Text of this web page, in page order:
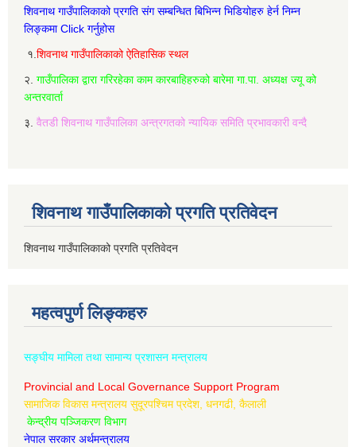
शिवनाथ गाउँपालिकाको प्रगति संग सम्बन्धित बिभिन्‍न भिडियोहरु हेर्न निम्‍न
लिङ्कमा Click गर्नुहोस
१. शिवनाथ गाउँपालिकाको ऐतिहासिक स्थल
२. गाउँपालिका द्वारा गरिरहेका काम कारबाहिहरुको बारेमा गा.पा. अध्यक्ष ज्यू को
अन्तरवार्ता
३. वैतडी शिवनाथ गाउँपालिका अन्त्रगतको न्यायिक समिति प्रभावकारी वन्दै
शिवनाथ गाउँपालिकाको प्रगति प्रतिवेदन
शिवनाथ गाउँपालिकाको प्रगति प्रतिवेदन
महत्वपुर्ण लिङ्कहरु
सङ्घीय मामिला तथा सामान्य प्रशासन मन्त्रालय
Provincial and Local Governance Support Program
सामाजिक विकास मन्त्रालय सुदूरपश्चिम प्रदेश, धनगढी, कैलाली
केन्द्रीय पञ्जिकरण विभाग
नेपाल सरकार अर्थमन्त्रालय